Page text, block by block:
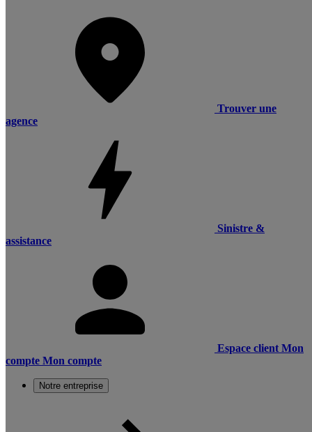
Trouver une
agence
Sinistre &
assistance
Espace client Mon
compte Mon compte
Notre entreprise